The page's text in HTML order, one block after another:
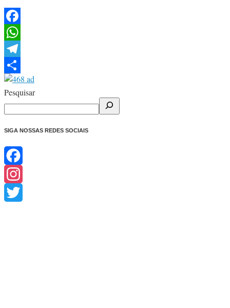
Facebook
WhatsApp
Telegram
Share
Pesquisar
SIGA NOSSAS REDES SOCIAIS
Facebook
Instagram